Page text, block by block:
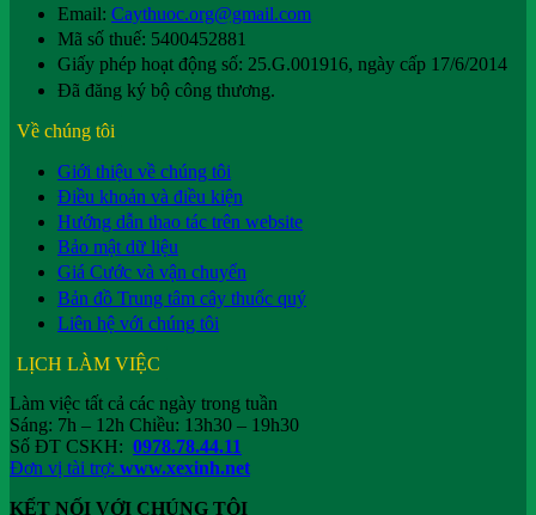
Email: Caythuoc.org@gmail.com
Mã số thuế: 5400452881
Giấy phép hoạt động số: 25.G.001916, ngày cấp 17/6/2014
Đã đăng ký bộ công thương.
Về chúng tôi
Giới thiệu về chúng tôi
Điều khoản và điều kiện
Hướng dẫn thao tác trên website
Bảo mật dữ liệu
Giá Cước và vận chuyển
Bản đồ Trung tâm cây thuốc quý
Liên hệ với chúng tôi
LỊCH LÀM VIỆC
Làm việc tất cả các ngày trong tuần
Sáng: 7h – 12h Chiều: 13h30 – 19h30
Số ĐT CSKH: 0978.78.44.11
Đơn vị tài trợ: www.xexinh.net
KẾT NỐI VỚI CHÚNG TÔI